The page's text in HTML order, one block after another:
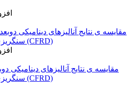
مقایسه ی‌ نتایج آنالیزهای‌
سنگریزی‌ شده با‌رویه‌ی‌ بتنی‌ (CFRD)